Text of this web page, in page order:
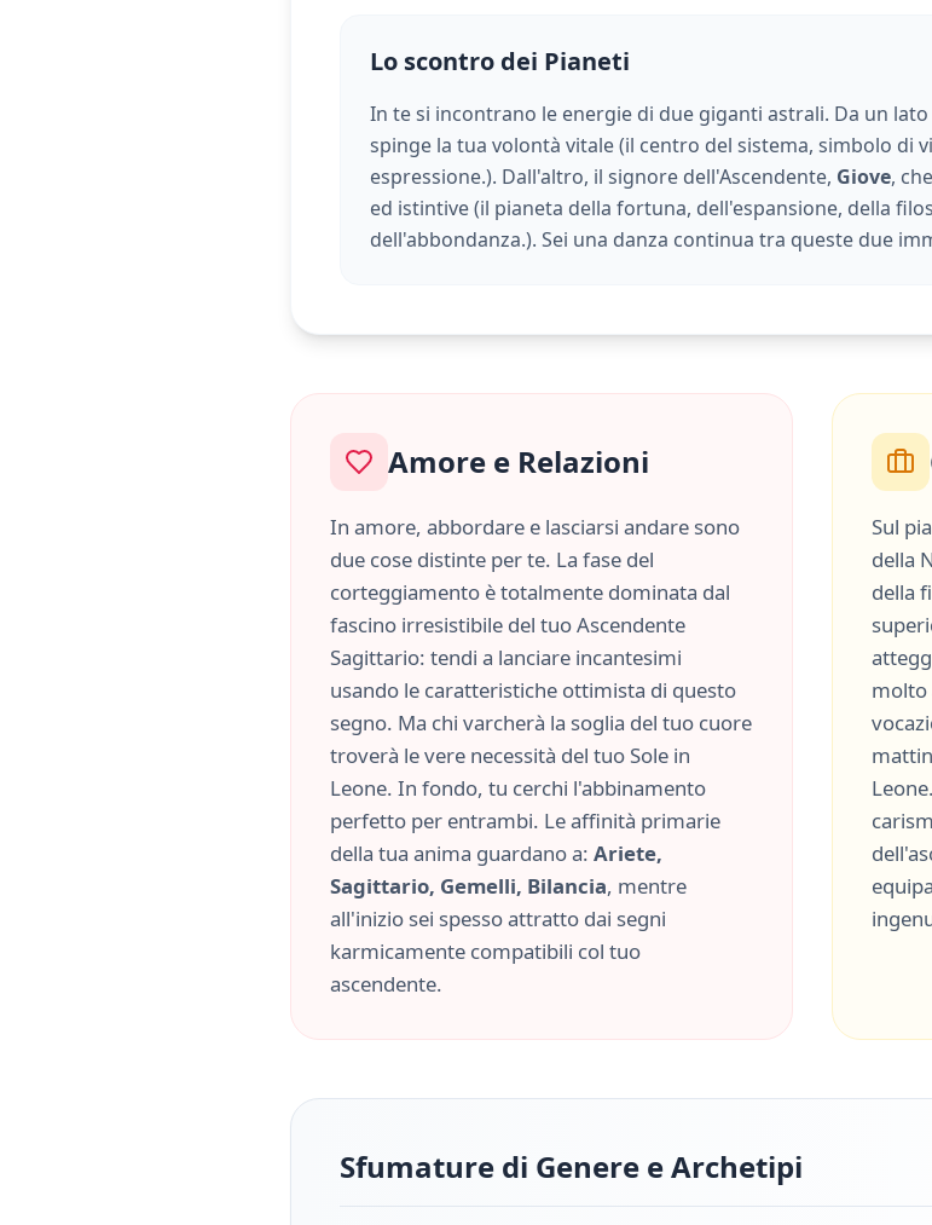
Lo scontro dei Pianeti
In te si incontrano le energie di due giganti astrali. Da un
spinge la tua volontà vitale (il centro del sistema, simbolo di
espressione.). Dall'altro, il signore dell'Ascendente, Giove,
ed istintive (il pianeta della fortuna, dell'espansione, della
dell'abbondanza.). Sei una danza continua tra queste due
Amore e Relazioni
In amore, abbordare e lasciarsi andare sono
due cose distinte per te. La fase del
corteggiamento è totalmente dominata dal
fascino irresistibile del tuo Ascendente
Sagittario: tendi a lanciare incantesimi
usando le caratteristiche ottimista di questo
segno. Ma chi varcherà la soglia del tuo cuore
troverà le vere necessità del tuo Sole in
Leone. In fondo, tu cerchi l'abbinamento
perfetto per entrambi. Le affinità primarie
della tua anima guardano a: Ariete,
Sagittario, Gemelli, Bilancia, mentre
all'inizio sei spesso attratto dai segni
karmicamente compatibili col tuo
ascendente.
Sul
della
della
molto
Leone
Sfumature di Genere e Archetipi